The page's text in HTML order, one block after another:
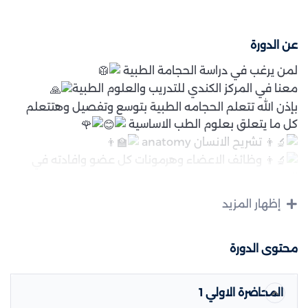
عن الدورة
لمن يرغب في دراسة الحجامة الطبية
معنا في المركز الكندي للتدريب والعلوم الطبية
بإذن الله تتعلم الحجامه الطبية بتوسع وتفصيل وهتتعلم
كل ما يتعلق بعلوم الطب الاساسية
تشريح الانسان anatomy
وظائف الاعضاء وهرمونات كل عضو وافادته في
الطبية.
¶ هتتعلم علاج أمراض العين.
¶ علاج مشاكل القلب.
¶ علاج مشاكل الرئة.
إظهار المزيد
محتوى الدورة
المحاضرة الاولي 1